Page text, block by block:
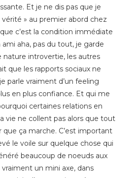
Et je ne dis pas que je
» au premier abord chez
c’est la condition immédiate
aha, pas du tout, je garde
introvertie, les autres
que les rapports sociaux ne
parle vraiment d’un feeling
en plus confiance. Et qui me
certaines relations en
vie ne collent pas alors que tout
que ça marche. C’est important
le voile sur quelque chose qui
beaucoup de noeuds aux
vraiment un mini axe, dans